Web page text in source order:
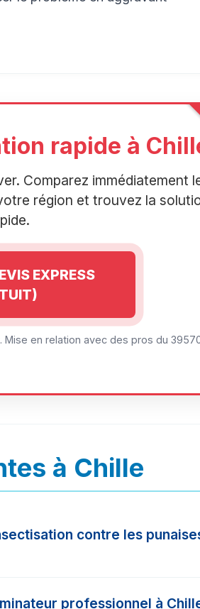
rapide à
Comparez immédiatement
région et trouvez la
EXPRESS
en relation avec des pros du
à Chille
contre les
dans la région varient entre
professionnel à